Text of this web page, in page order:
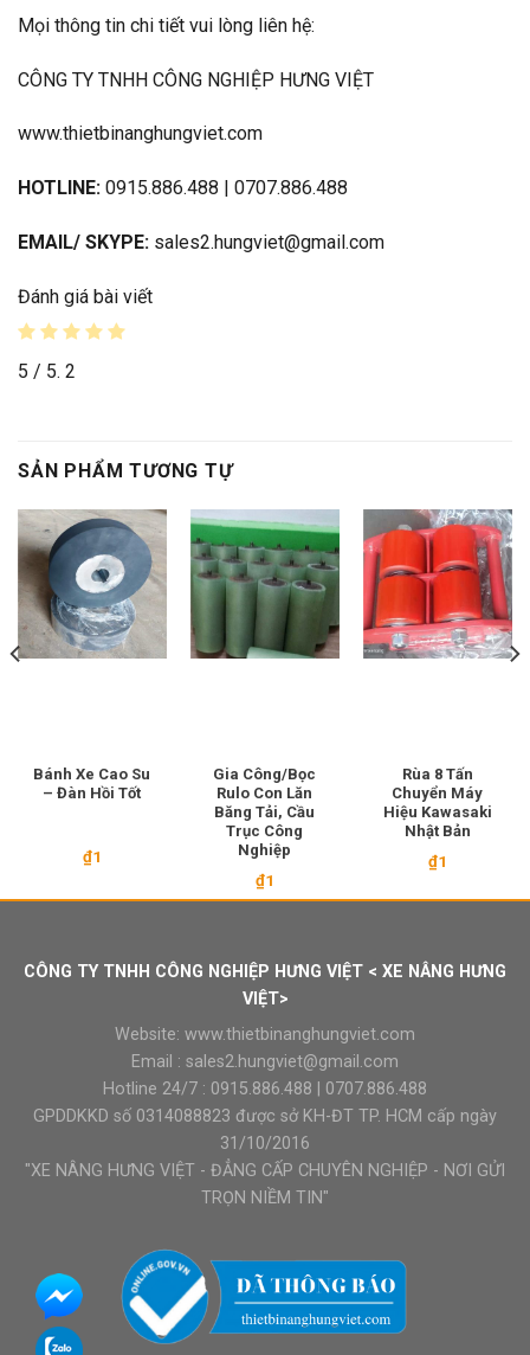
Mọi thông tin chi tiết vui lòng liên hệ:
CÔNG TY TNHH CÔNG NGHIỆP HƯNG VIỆT
www.thietbinanghungviet.com
HOTLINE: 0915.886.488 | 0707.886.488
EMAIL/ SKYPE: sales2.hungviet@gmail.com
Đánh giá bài viết
5 / 5. 2
SẢN PHẨM TƯƠNG TỰ
Bánh Xe Cao Su
– Đàn Hồi Tốt
₫1
Gia Công/Bọc
Rulo Con Lăn
Băng Tải, Cầu
Trục Công
Nghiệp
₫1
Rùa 8 Tấn
Chuyển Máy
Hiệu Kawasaki
Nhật Bản
₫1
CÔNG TY TNHH CÔNG NGHIỆP HƯNG VIỆT < XE NÂNG HƯNG
VIỆT>
Website: www.thietbinanghungviet.com
Email : sales2.hungviet@gmail.com
Hotline 24/7 : 0915.886.488
0707.886.488
GPDDKKD số 0314088823 được sở KH-ĐT TP. HCM cấp ngày
31/10/2016
"XE NÂNG HƯNG VIỆT - ĐẲNG CẤP CHUYÊN NGHIỆP - NƠI GỬI
TRỌN NIỀM TIN"